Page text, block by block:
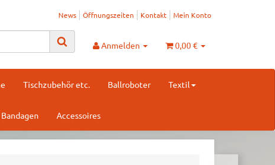
News Öffnungszeiten Kontakt Mein Konto
Anmelden 0,00 €
Tischzubehör etc. Ballroboter Textil
Accessoires